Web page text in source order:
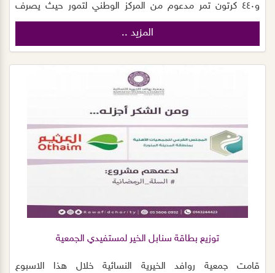
و٤٤٠ كرتون تمر مدعوم من المركز الوطني لتمور حيث يصرف
للمستفيدين من خدمات الجمعية ضمن مشروع السلة الرمضانية.
و تتقدم رئيسة مجلس الجمعية د.نسيم الصريصري و اعضاء
الخيرية‬⁩‬⁩ والمتبرعين وبينت أن هذا الدعم ليس بمستغرب من
المؤسسة و نسأل الله يبارك لهم ويكتب أجرهم . كما صرحت
المديرة التنفيذية أ/ ابتسام الجهني أن الجمعية و لله الحمد تشهد
هذي الايام المبارك استقبال عدد كبير من التبرعات العينية و
النقدية و نقوم بتوزيعها بالتعاون مع المتطوعين لإيصالها الى
الارامل و الايتام و ذوي الاعاقة و الاسر ذات الدخل المحدود. ونحن
المزيد ..
توزيع بطاقة سنابل الخير لمستفيدي الجمعية
قامت⁧‫ جمعية روافد الخيرية النسائية‬⁩ خلال هذا الاسبوع